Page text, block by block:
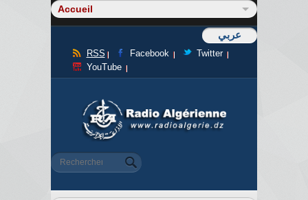
عربي
RSS Facebook
Twitter
YouTube
Formulaire de recherche
Rechercher